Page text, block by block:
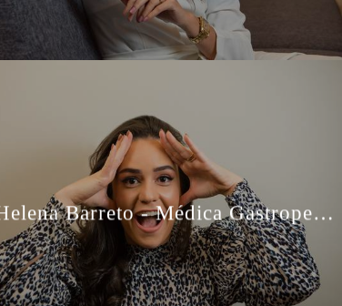
Maria Helena Barreto - Médica Gastropediatra - Retratos Profissionais